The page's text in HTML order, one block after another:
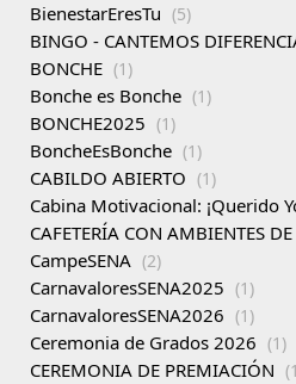
BienestarEresTu (5)
BINGO - CANTEMOS
BONCHE (1)
Bonche es Bonche (1)
BONCHE2025 (1)
BoncheEsBonche (1)
CABILDO ABIERTO (1)
Cabina Motivacional: ¡Querido
CAFETERÍA CON AMBIENTES
CampeSENA (2)
CarnavaloresSENA2025 (1)
CarnavaloresSENA2026 (1)
Ceremonia de Grados 2026 (1)
CEREMONIA DE PREMIACIÓN